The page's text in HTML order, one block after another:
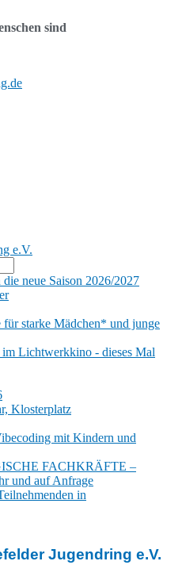
sind
neue Saison 2026/2027
starke Mädchen* und junge
Lichtwerkkino - dieses Mal
Klosterplatz
mit Kindern und
FACHKRÄFTE –
und auf Anfrage
in
Jugendring e.V.